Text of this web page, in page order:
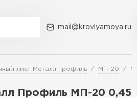
mail@krovlyamoya.ru
лист Металл профиль МП-20
Профиль МП-20 0,45
забора
Доставка Контакты